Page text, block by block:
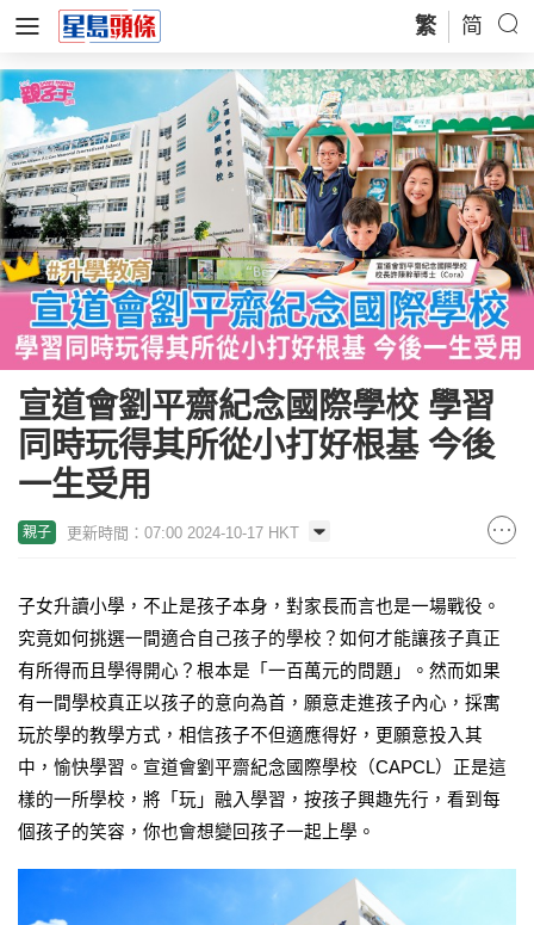
繁 简
宣道會劉平齋紀念國際學校 學習
同時玩得其所從小打好根基 今後
一生受用
親子 更新時間：07:00 2024-10-17 HKT
子女升讀小學，不止是孩子本身，對家長而言也是一場戰役。
究竟如何挑選一間適合自己孩子的學校？如何才能讓孩子真正
有所得而且學得開心？根本是「一百萬元的問題」。然而如果
有一間學校真正以孩子的意向為首，願意走進孩子內心，採寓
玩於學的教學方式，相信孩子不但適應得好，更願意投入其
中，愉快學習。宣道會劉平齋紀念國際學校（CAPCL）正是這
樣的一所學校，將「玩」融入學習，按孩子興趣先行，看到每
個孩子的笑容，你也會想變回孩子一起上學。